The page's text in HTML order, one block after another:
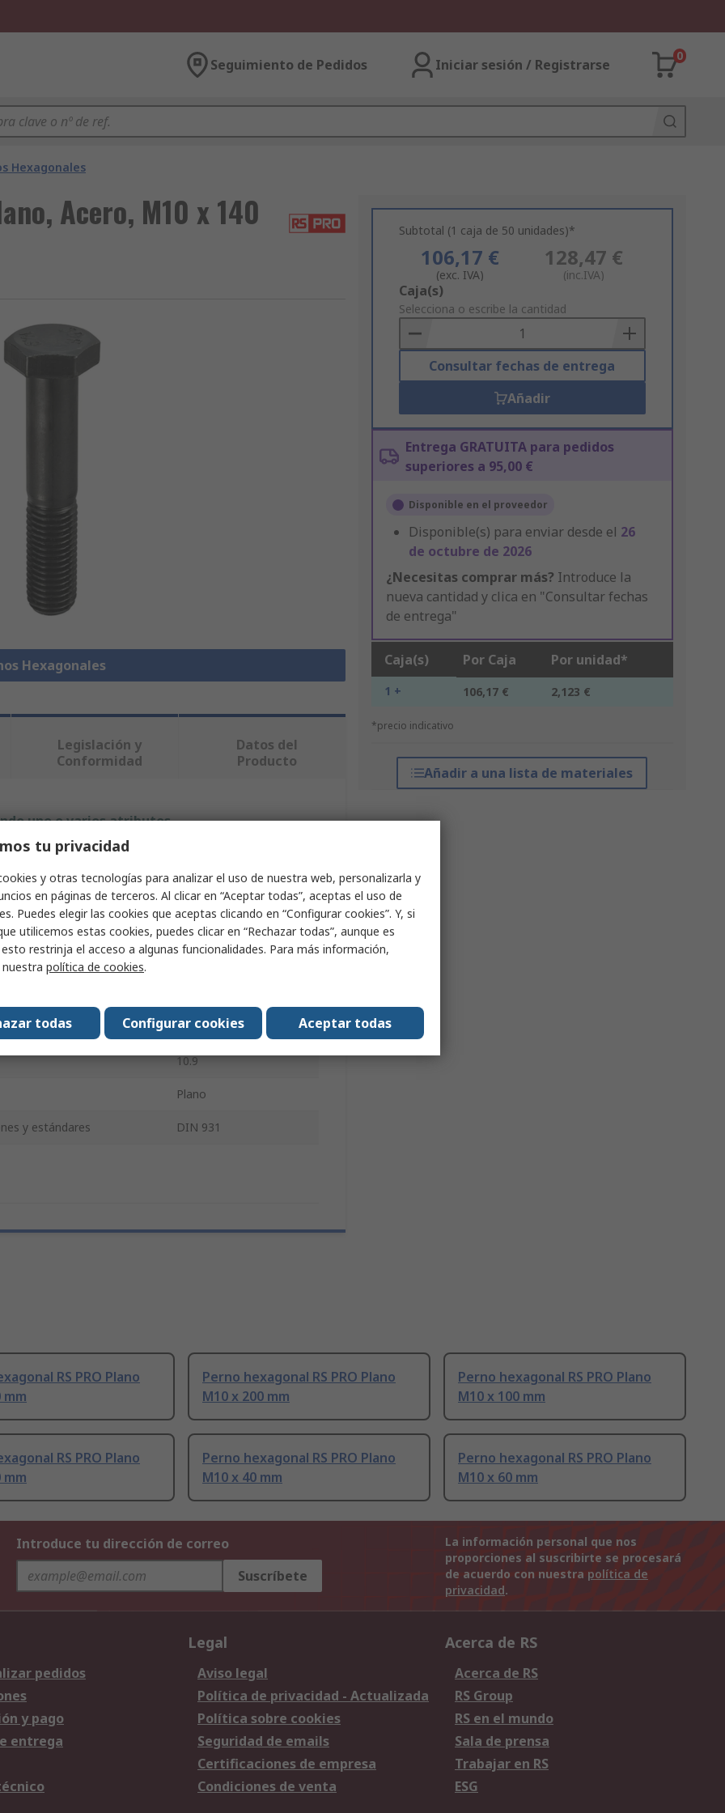
Seguimiento de Pedidos Iniciar sesión / Registrarse
0
Hexagonales
Acero, M10 x 140
Hexagonales
Subtotal (1 caja de 50 unidades)*
106,17 €
(exc. IVA)
128,47 €
(inc.IVA)
Add
to
Basket
Caja(s)
Selecciona o escribe la cantidad
Consultar fechas de entrega
Añadir
Entrega GRATUITA para pedidos
superiores a 95,00 €
Disponible en el proveedor
Disponible(s) para enviar desde el 26
de octubre de 2026
¿Necesitas comprar más? Introduce la
nueva cantidad y clica en "Consultar fechas
de entrega"
Caja(s) Por Caja Por unidad*
1 + 106,17 € 2,123 €
*precio indicativo
Añadir a una lista de materiales
Legislación y
Conformidad
Datos del
Producto
uno o varios atributos.
RS PRO
Perno hexagonal
Acero
10.9
Plano
y estándares DIN 931
RS PRO Plano
mm
Perno hexagonal RS PRO Plano
M10 x 200 mm
Perno hexagonal RS PRO Plano
M10 x 100 mm
RS PRO Plano
mm
Perno hexagonal RS PRO Plano
M10 x 40 mm
Perno hexagonal RS PRO Plano
M10 x 60 mm
Introduce tu dirección de correo
Suscríbete
La información personal que nos
proporciones al suscribirte se procesará
de acuerdo con nuestra política de
privacidad.
pedidos
y pago
entrega
Legal
Aviso legal
Política de privacidad - Actualizada
Política sobre cookies
Seguridad de emails
Certificaciones de empresa
Condiciones de venta
Acerca de RS
Acerca de RS
RS Group
RS en el mundo
Sala de prensa
Trabajar en RS
ESG
tu privacidad
y otras tecnologías para analizar el uso de nuestra web, personalizarla y
en páginas de terceros. Al clicar en “Aceptar todas”, aceptas el uso de
Puedes elegir las cookies que aceptas clicando en “Configurar cookies”. Y, si
utilicemos estas cookies, puedes clicar en “Rechazar todas”, aunque es
restrinja el acceso a algunas funcionalidades. Para más información,
política de cookies.
Aceptar todas
Configurar cookies
todas